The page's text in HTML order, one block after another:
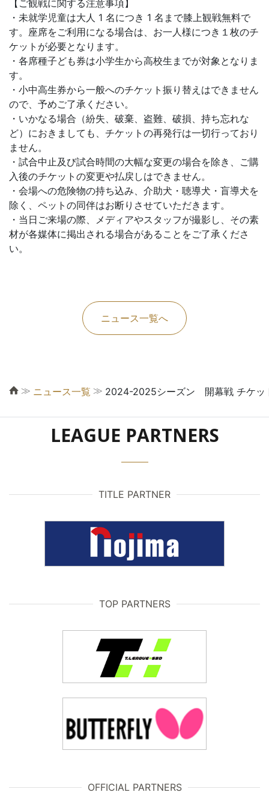
【ご観戦に関する注意事項】
・未就学児童は大人 1 名につき 1 名まで膝上観戦無料で
す。座席をご利用になる場合は、お一人様につき１枚のチ
ケットが必要となります。
・各席種子ども券は小学生から高校生までが対象となりま
す。
・小中高生券から一般へのチケット振り替えはできません
ので、予めご了承ください。
・いかなる場合（紛失、破棄、盗難、破損、持ち忘れな
ど）におきましても、チケットの再発行は一切行っており
ません。
・試合中止及び試合時間の大幅な変更の場合を除き、ご購
入後のチケットの変更や払戻しはできません。
・会場への危険物の持ち込み、介助犬・聴導犬・盲導犬を
除く、ペットの同伴はお断りさせていただきます。
・当日ご来場の際、メディアやスタッフが撮影し、その素
材が各媒体に掲出される場合があることをご了承くださ
い。
ニュース一覧へ
≫ ニュース一覧 ≫ 2024-2025シーズン 開幕戦 チケッ
LEAGUE PARTNERS
TITLE PARTNER
TOP PARTNERS
OFFICIAL PARTNERS